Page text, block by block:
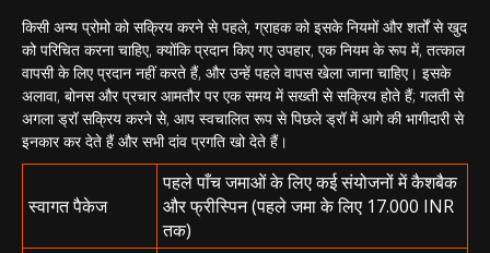
किसी अन्य प्रोमो को सक्रिय करने से पहले, ग्राहक को इसके नियमों और शर्तों से खुद
को परिचित करना चाहिए, क्योंकि प्रदान किए गए उपहार, एक नियम के रूप में, तत्काल
वापसी के लिए प्रदान नहीं करते हैं, और उन्हें पहले वापस खेला जाना चाहिए। इसके
अलावा, बोनस और प्रचार आमतौर पर एक समय में सख्ती से सक्रिय होते हैं; गलती से
अगला ड्रॉ सक्रिय करने से, आप स्वचालित रूप से पिछले ड्रॉ में आगे की भागीदारी से
इनकार कर देते हैं और सभी दांव प्रगति खो देते हैं।
स्वागत पैकेज
पहले पाँच जमाओं के लिए कई संयोजनों में कैशबैक
और फ्रीस्पिन (पहले जमा के लिए 17.000 INR
तक)